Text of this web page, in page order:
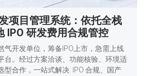
项目管理系统：依托全栈
IPO 研发费用合规管控
气开发单位，筹备IPO上市，急需上线
台。经过方案洽谈、功能核验、环境适
型合作，一站式解决: IPO 合规、国产